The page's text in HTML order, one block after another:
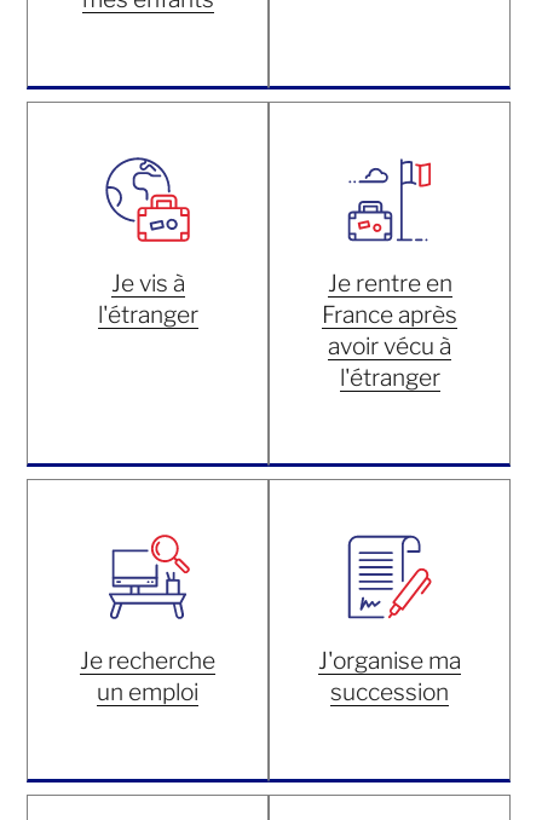
Je vis à
l'étranger
Je rentre en
France après
avoir vécu à
l'étranger
Je recherche
un emploi
J'organise ma
succession